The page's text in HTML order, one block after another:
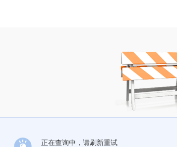
正在查询中，请刷新重试